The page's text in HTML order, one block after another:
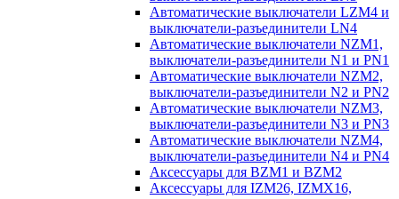
Автоматические выключатели LZM4 и
выключатели-разъединители LN4
Автоматические выключатели NZM1,
выключатели-разъединители N1 и PN1
Автоматические выключатели NZM2,
выключатели-разъединители N2 и PN2
Автоматические выключатели NZM3,
выключатели-разъединители N3 и PN3
Автоматические выключатели NZM4,
выключатели-разъединители N4 и PN4
Аксессуары для BZM1 и BZM2
Аксессуары для IZM26, IZMX16,